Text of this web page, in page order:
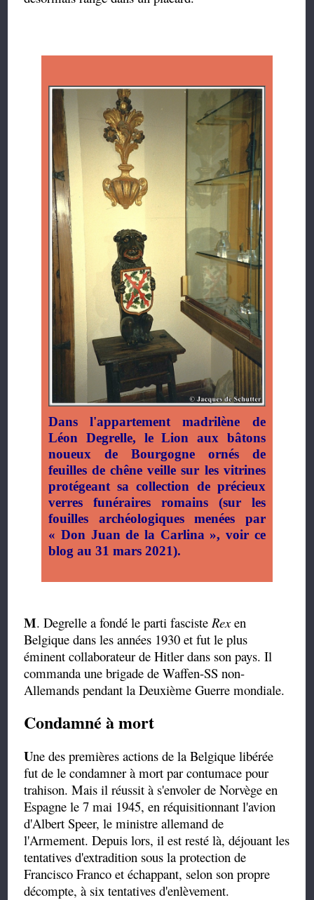
Dans l'appartement madrilène de
Léon Degrelle, le Lion aux bâtons
noueux de Bourgogne ornés de
feuilles de chêne veille sur les vitrines
protégeant sa collection de précieux
verres funéraires romains (sur les
fouilles archéologiques menées par
« Don Juan de la Carlina », voir ce
blog au 31 mars 2021).
M. Degrelle a fondé le parti fasciste Rexen
Belgique dans les années 1930 et fut le plus
éminent collaborateur de Hitler dans son pays. Il
commanda une brigade de Waffen-SS non-
Allemands pendant la Deuxième Guerre mondiale.
Condamné à mort
Une des premières actions de la Belgique libérée
fut de le condamner à mort par contumace pour
trahison. Mais il réussit à s'envoler de Norvège en
Espagne le 7 mai 1945, en réquisitionnant l'avion
d'Albert Speer, le ministre allemand de
l'Armement. Depuis lors, il est resté là, déjouant les
tentatives d'extradition sous la protection de
Francisco Franco et échappant, selon son propre
décompte, à six tentatives d'enlèvement.